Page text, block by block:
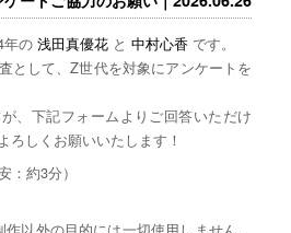
年の 浅田真優花と 中村心香 です。
として、Z世代を対象にアンケートを
、下記フォームよりご回答いただけ
ろしくお願いいたします！
：約3分）